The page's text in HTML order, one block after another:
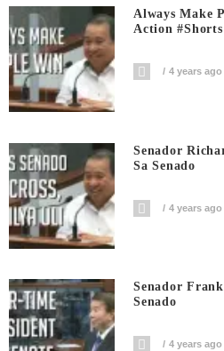
Always Make
Action #shorts
4 years ago
Senador
Sa Senado
4 years ago
Senador
Senado
4 years ago